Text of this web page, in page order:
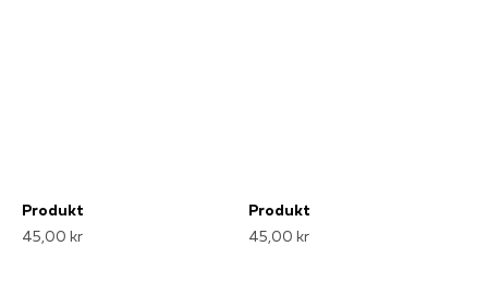
Produkt
45,00 kr
Produkt
45,00 kr